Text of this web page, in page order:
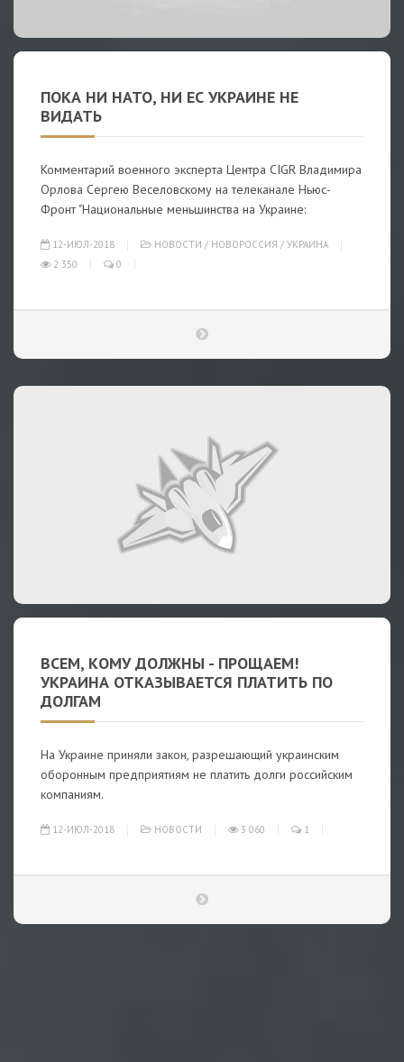
ПОКА НИ НАТО, НИ ЕС УКРАИНЕ НЕ
ВИДАТЬ
Комментарий военного эксперта Центра CIGR Владимира
Орлова Сергею Веселовскому на телеканале Ньюс-
Фронт "Национальные меньшинства на Украине:
12-ИЮЛ-2018 НОВОСТИ / НОВОРОССИЯ / УКРАИНА
2 350
0
ВСЕМ, КОМУ ДОЛЖНЫ - ПРОЩАЕМ!
УКРАИНА ОТКАЗЫВАЕТСЯ ПЛАТИТЬ ПО
ДОЛГАМ
На Украине приняли закон, разрешающий украинским
оборонным предприятиям не платить долги российским
компаниям.
12-ИЮЛ-2018 НОВОСТИ 3 060 1